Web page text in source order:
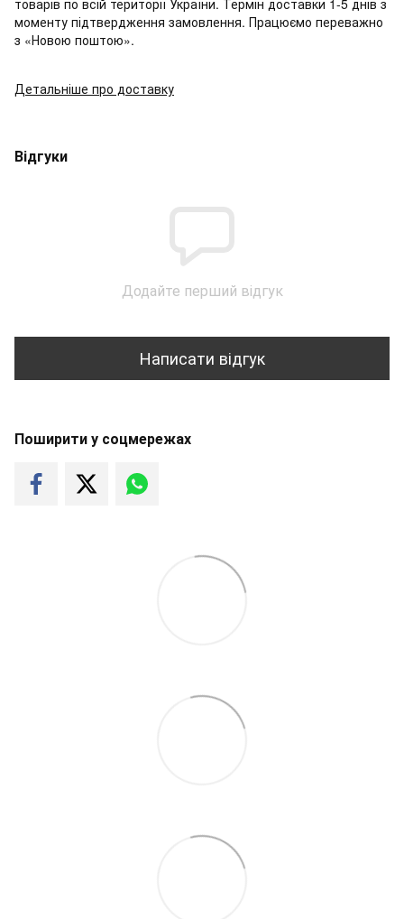
моменту підтвердження замовлення. Працюємо переважно
з «Новою поштою».
Детальніше про доставку
Відгуки
Додайте перший відгук
Написати відгук
Поширити у соцмережах